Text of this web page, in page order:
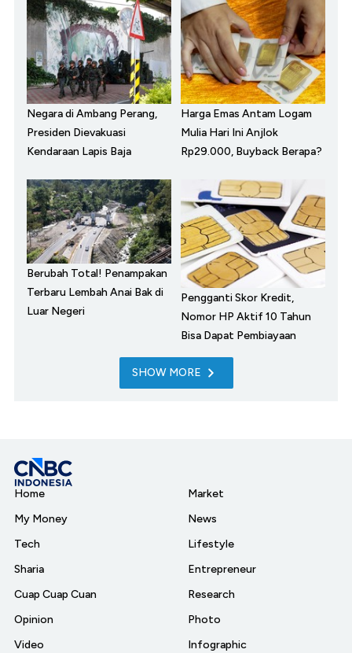
Negara di Ambang Perang,
Presiden Dievakuasi
Kendaraan Lapis Baja
Harga Emas Antam Logam
Mulia Hari Ini Anjlok
Rp29.000, Buyback Berapa?
Berubah Total! Penampakan
Terbaru Lembah Anai Bak di
Luar Negeri
Pengganti Skor Kredit,
Nomor HP Aktif 10 Tahun
Bisa Dapat Pembiayaan
SHOW MORE
Home
My Money
Tech
Sharia
Cuap Cuap Cuan
Opinion
Video
Market
News
Lifestyle
Entrepreneur
Research
Photo
Infographic